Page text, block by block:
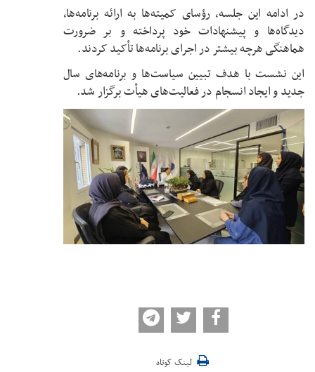
در ادامه این جلسه، رؤسای کمیته‌ها به ارائه برنامه‌ها،
دیدگاه‌ها و پیشنهادات خود پرداخته و بر ضرورت
هماهنگی هرچه بیشتر در اجرای برنامه‌ها تأکید کردند.
این نشست با هدف تبیین سیاست‌ها و برنامه‌های سال
جدید و ایجاد انسجام در فعالیت‌های هیأت برگزار شد.
لینک کوتاه